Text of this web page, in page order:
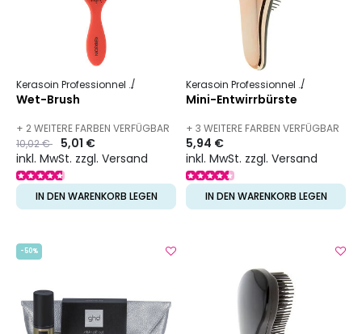
Kerasoin Professionnel Friseurbedarf Entwirrbürste
Wet-Brush
+ 2 WEITERE FARBEN VERFÜGBAR
Preis
10,02 €to 5,01 €
inkl. MwSt. zzgl. Versand
IN DEN WARENKORB LEGEN
Kerasoin Professionnel
Mini-Entwirrbürste
+ 3 WEITERE FARBEN VERFÜGBAR
5,94 €
inkl. MwSt. zzgl. Versand
IN DEN WARENKORB LEGEN
-50%